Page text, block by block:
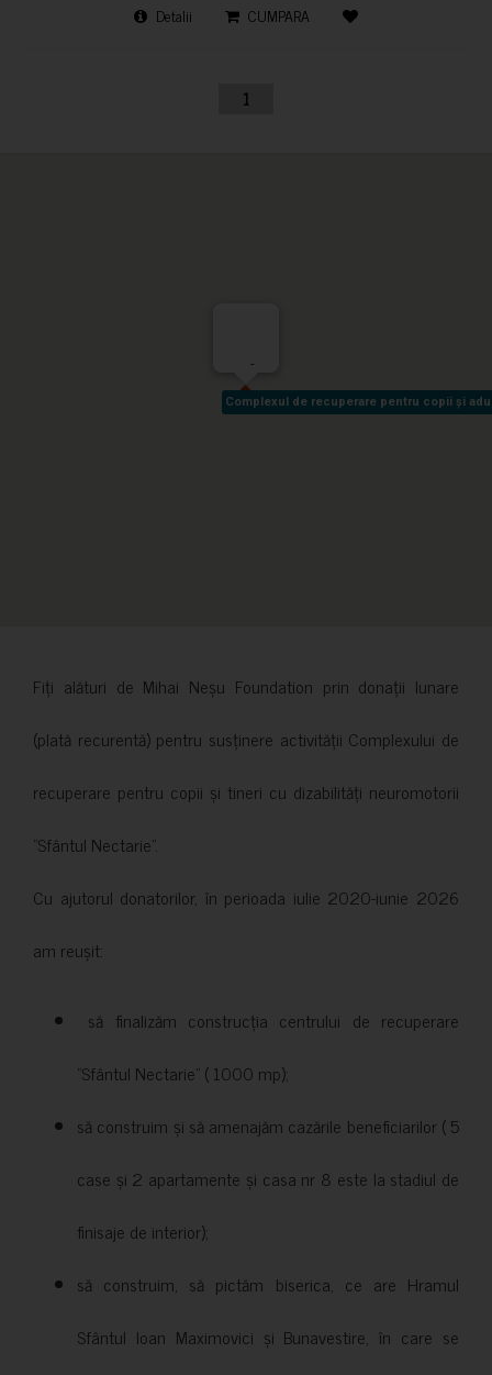
Detalii CUMPARA
1
Complexul de recuperare pentru copii și
Complexul de recuperare pentru copii și
-
Fiți alături de Mihai Neșu Foundation prin donații lunare
(plată recurentă) pentru susținere activității Complexului de
recuperare pentru copii și tineri cu dizabilități neuromotorii
”Sfântul Nectarie”.
Cu ajutorul donatorilor, în perioada iulie 2020-iunie 2026
am reușit:
să finalizăm construcția centrului de recuperare
”Sfântul Nectarie” ( 1000 mp);
să construim și să amenajăm cazările beneficiarilor ( 5
case și 2 apartamente și casa nr 8 este la stadiul de
finisaje de interior);
să construim, să pictăm biserica, ce are Hramul
Sfântul Ioan Maximovici și Bunavestire, în care se